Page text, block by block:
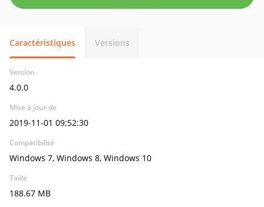
Caractéristiques Versions
Version
4.0.0
Mise à jour de
2019-11-01 09:52:30
Compatibilité
Windows 7, Windows 8, Windows 10
Taille
188.67 MB